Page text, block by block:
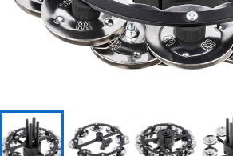
管楽器
DJ機器